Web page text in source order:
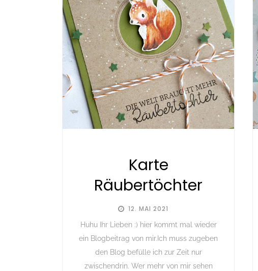
12. MAI 2021
Karte
Räubertöchter
Huhu Ihr Lieben :) hier kommt mal wieder
ein Blogbeitrag von mir.Ich muss zugeben
den Blog befülle ich zur Zeit nur
zwischendrin. Wer mehr von mir sehen